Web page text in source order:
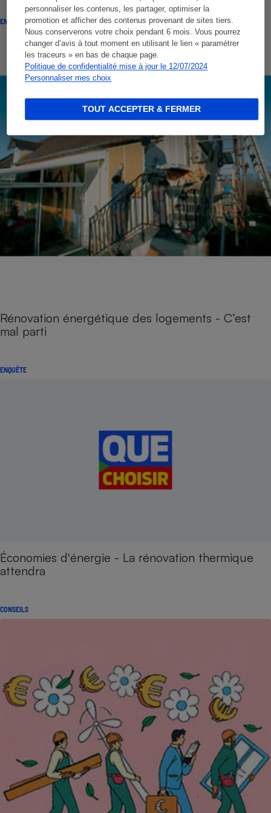
personnaliser les contenus, les partager, optimiser la
promotion et afficher des contenus provenant de sites tiers.
Nous conserverons votre choix pendant 6 mois. Vous pourrez
changer d’avis à tout moment en utilisant le lien « paramétrer
les traceurs » en bas de chaque page.
Politique de confidentialité mise à jour le 12/07/2024
Personnaliser mes choix
TOUT ACCEPTER & FERMER
ENQUÊTE
Rénovation énergétique des logements - C’est
mal parti
ENQUÊTE
Économies d'énergie - La rénovation thermique
attendra
CONSEILS